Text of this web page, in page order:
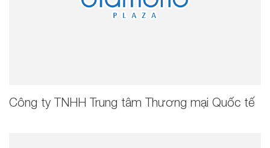
Công ty TNHH Trung tâm Thương mại Quốc tế